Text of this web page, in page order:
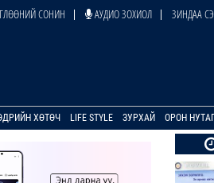
СОНИН АУДИО ЗОХИОЛ ЗИНДАА
ХӨТӨЧ LIFE STYLE ЗУРХАЙ ОРОН